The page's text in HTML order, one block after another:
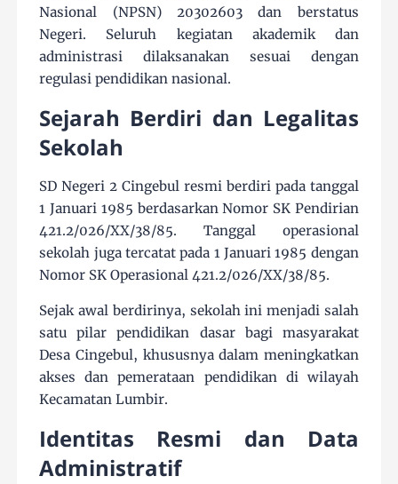
Nasional (NPSN) 20302603 dan berstatus
Negeri. Seluruh kegiatan akademik dan
administrasi dilaksanakan sesuai dengan
regulasi pendidikan nasional.
Sejarah Berdiri dan Legalitas
Sekolah
SD Negeri 2 Cingebul resmi berdiri pada tanggal
1 Januari 1985 berdasarkan Nomor SK Pendirian
421.2/026/XX/38/85. Tanggal operasional
sekolah juga tercatat pada 1 Januari 1985 dengan
Nomor SK Operasional 421.2/026/XX/38/85.
Sejak awal berdirinya, sekolah ini menjadi salah
satu pilar pendidikan dasar bagi masyarakat
Desa Cingebul, khususnya dalam meningkatkan
akses dan pemerataan pendidikan di wilayah
Kecamatan Lumbir.
Identitas Resmi dan Data
Administratif